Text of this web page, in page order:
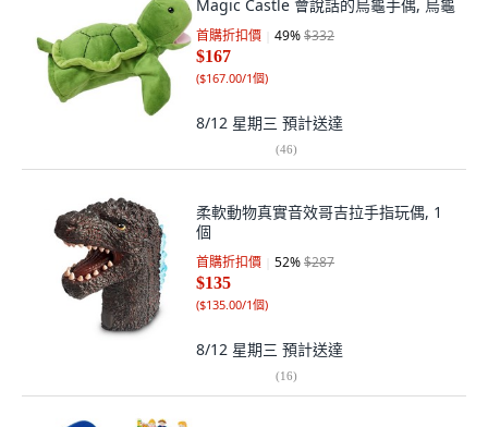
Magic Castle 會說話的烏龜手偶, 烏龜
首購折扣價 49%$332
$167
($167.00/1個)
8/12 星期三 預計送達
(46)
柔軟動物真實音效哥吉拉手指玩偶, 1
個
首購折扣價 52%$287
$135
($135.00/1個)
8/12 星期三 預計送達
(16)